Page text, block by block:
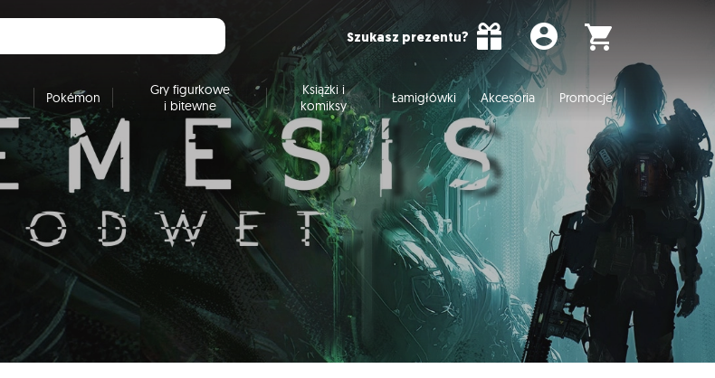
Szukasz prezentu?
Pokémon
Gry figurkowe
i bitewne
Książki i
komiksy
Łamigłówki Akcesoria Promocje